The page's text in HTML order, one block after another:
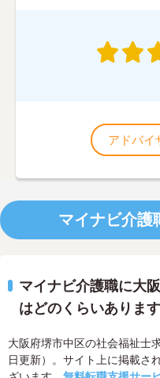
アドバイ
マイナビ介護
マイナビ介護職に大
はどのくらいありま
大阪府堺市中区の社会福祉士
日更新）。サイト上に掲載さ